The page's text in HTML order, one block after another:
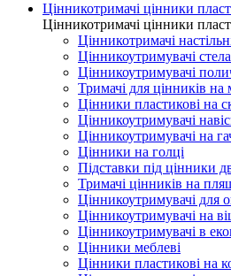
Цінникотримачі цінники
Цінникотримачі цінники
Цінникотримачі
Цінникоутримувачі
Цінникоутримувачі
Тримачі для цінників на
Цінники пластикові на
Цінникоутримувачі
Цінникоутримувачі на
Цінники на голці
Підставки під цінники
Тримачі цінників на
Цінникоутримувачі для
Цінникоутримувачі на
Цінникоутримувачі в
Цінники меблеві
Цінники пластикові на